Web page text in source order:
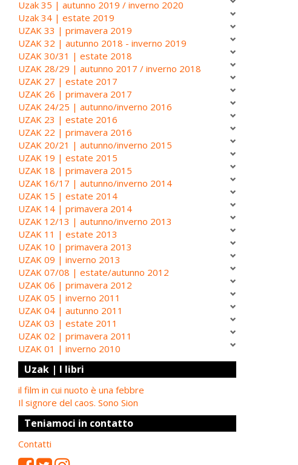
Uzak 35 | autunno 2019 / inverno 2020
Uzak 34 | estate 2019
UZAK 33 | primavera 2019
UZAK 32 | autunno 2018 - inverno 2019
UZAK 30/31 | estate 2018
UZAK 28/29 | autunno 2017 / inverno 2018
UZAK 27 | estate 2017
UZAK 26 | primavera 2017
UZAK 24/25 | autunno/inverno 2016
UZAK 23 | estate 2016
UZAK 22 | primavera 2016
UZAK 20/21 | autunno/inverno 2015
UZAK 19 | estate 2015
UZAK 18 | primavera 2015
UZAK 16/17 | autunno/inverno 2014
UZAK 15 | estate 2014
UZAK 14 | primavera 2014
UZAK 12/13 | autunno/inverno 2013
UZAK 11 | estate 2013
UZAK 10 | primavera 2013
UZAK 09 | inverno 2013
UZAK 07/08 | estate/autunno 2012
UZAK 06 | primavera 2012
UZAK 05 | inverno 2011
UZAK 04 | autunno 2011
UZAK 03 | estate 2011
UZAK 02 | primavera 2011
UZAK 01 | inverno 2010
Uzak | I libri
il film in cui nuoto è una febbre
Il signore del caos. Sono Sion
Teniamoci in contatto
Contatti